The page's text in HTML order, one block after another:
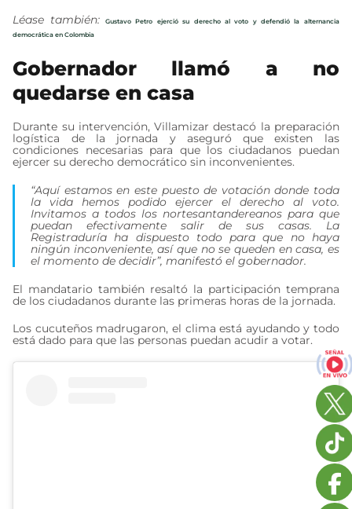
Léase también:
Gustavo Petro ejerció su derecho al voto y defendió la alternancia
democrática en Colombia
Gobernador llamó a no
quedarse en casa
Durante su intervención, Villamizar destacó la preparación
logística de la jornada y aseguró que existen las
condiciones necesarias para que los ciudadanos puedan
ejercer su derecho democrático sin inconvenientes.
“Aquí estamos en este puesto de votación donde toda
la vida hemos podido ejercer el derecho al voto.
Invitamos a todos los nortesantandereanos para que
puedan efectivamente salir de sus casas. La
Registraduría ha dispuesto todo para que no haya
ningún inconveniente, así que no se queden en casa, es
el momento de decidir”, manifestó el gobernador.
El mandatario también resaltó la participación temprana
de los ciudadanos durante las primeras horas de la jornada.
Los cucuteños madrugaron, el clima está ayudando y todo
está dado para que las personas puedan acudir a votar.